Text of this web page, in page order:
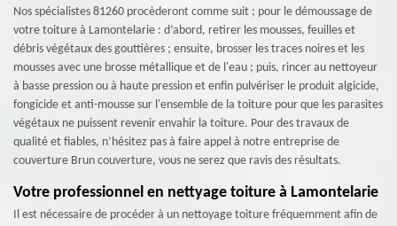
Nos spécialistes 81260 procèderont comme suit ; pour le démoussage de
votre toiture à Lamontelarie : d’abord, retirer les mousses, feuilles et
débris végétaux des gouttières ; ensuite, brosser les traces noires et les
mousses avec une brosse métallique et de l'eau ; puis, rincer au nettoyeur
à basse pression ou à haute pression et enfin pulvériser le produit algicide,
fongicide et anti-mousse sur l'ensemble de la toiture pour que les parasites
végétaux ne puissent revenir envahir la toiture. Pour des travaux de
qualité et fiables, n’hésitez pas à faire appel à notre entreprise de
couverture Brun couverture, vous ne serez que ravis des résultats.
Votre professionnel en nettyage toiture à Lamontelarie
Il est nécessaire de procéder à un nettoyage toiture fréquemment afin de